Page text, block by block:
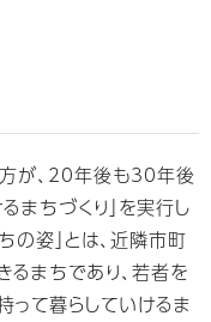
が、20年後も30年後
まちづくり」を実行し
の姿」とは、近隣市町
まちであり、若者を
って暮らしていけるま